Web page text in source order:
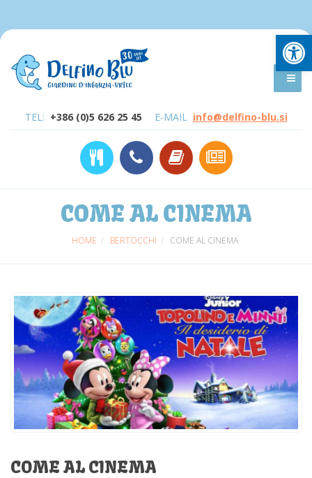
TEL: +386 (0)5 626 25 45 E-MAIL info@delfino-blu.si
COME AL CINEMA
HOME BERTOCCHI COME AL CINEMA
COME AL CINEMA